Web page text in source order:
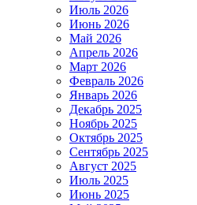
Июль 2026
Июнь 2026
Май 2026
Апрель 2026
Март 2026
Февраль 2026
Январь 2026
Декабрь 2025
Ноябрь 2025
Октябрь 2025
Сентябрь 2025
Август 2025
Июль 2025
Июнь 2025